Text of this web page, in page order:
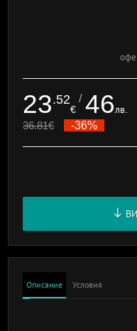
23.52
€
/ 46лв.
36.81€ -36%
Описание Условия